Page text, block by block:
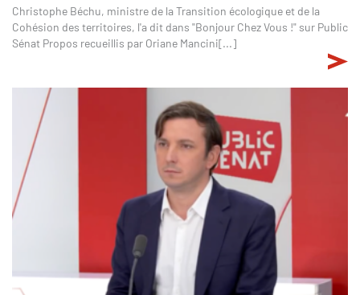
Christophe Béchu, ministre de la Transition écologique et de la
Cohésion des territoires, l'a dit dans "Bonjour Chez Vous !" sur Public
Sénat Propos recueillis par Oriane Mancini[...]